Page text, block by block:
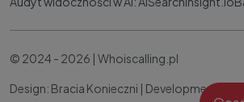
© 2024 - 2026 | Whoiscalling.pl
Design: Bracia Konieczni | Development: